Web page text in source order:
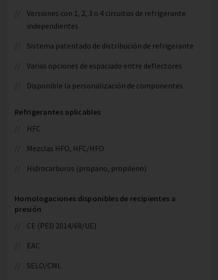
Versiones con 1, 2, 3 o 4 circuitos de refrigerante
independientes
Sistema patentado de distribución de refrigerante
Varias opciones de espaciado entre deflectores
Disponible la personalización de componentes
Refrigerantes aplicables
HFC
Mezclas HFO, HFC/HFO
Hidrocarburos (propano, propileno)
Homologaciones disponibles de recipientes a
presión
CE (PED 2014/68/UE)
EAC
SELO/CML